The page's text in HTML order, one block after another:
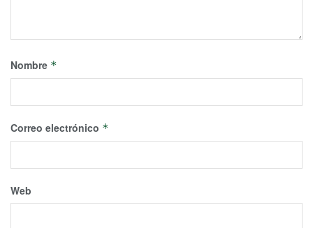
Nombre *
Correo electrónico *
Web